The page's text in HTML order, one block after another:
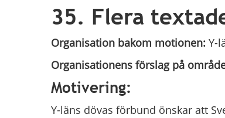
35. Flera
Organisation bakom motionen: Y-
Organisationens förslag på
Motivering:
Y-läns dövas förbund önskar att